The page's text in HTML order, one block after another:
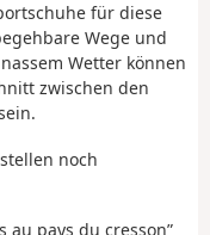
für diese
Wege und
Wetter können
zwischen den
noch
au pays du cresson”